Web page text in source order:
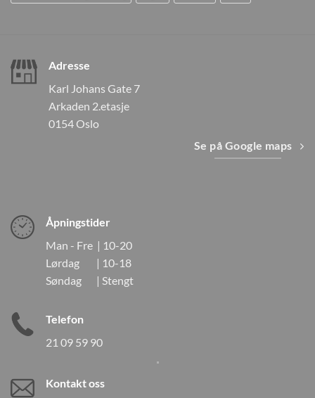
Adresse
Karl Johans Gate 7
Arkaden 2.etasje
0154 Oslo
Se på Google maps
Åpningstider
Man - Fre | 10-20
Lørdag | 10-18
Søndag | Stengt
Telefon
21 09 59 90
Kontakt oss